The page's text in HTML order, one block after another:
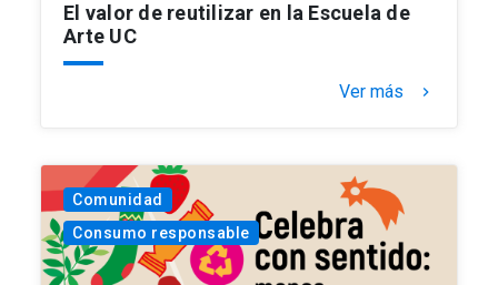
El valor de reutilizar en la Escuela de
Arte UC
Ver más keyboard_arrow_right
Comunidad
Consumo responsable